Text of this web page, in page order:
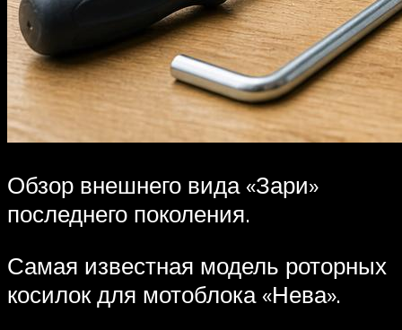
Обзор внешнего вида «Зари»
последнего поколения.
Самая известная модель роторных
косилок для мотоблока «Нева».